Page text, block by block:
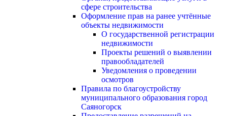
сфере строительства
Оформление прав на ранее учтённые
объекты недвижимости
О государственной регистрации
недвижимости
Проекты решений о выявлении
правообладателей
Уведомления о проведении
осмотров
Правила по благоустройству
муниципального образования город
Саяногорск